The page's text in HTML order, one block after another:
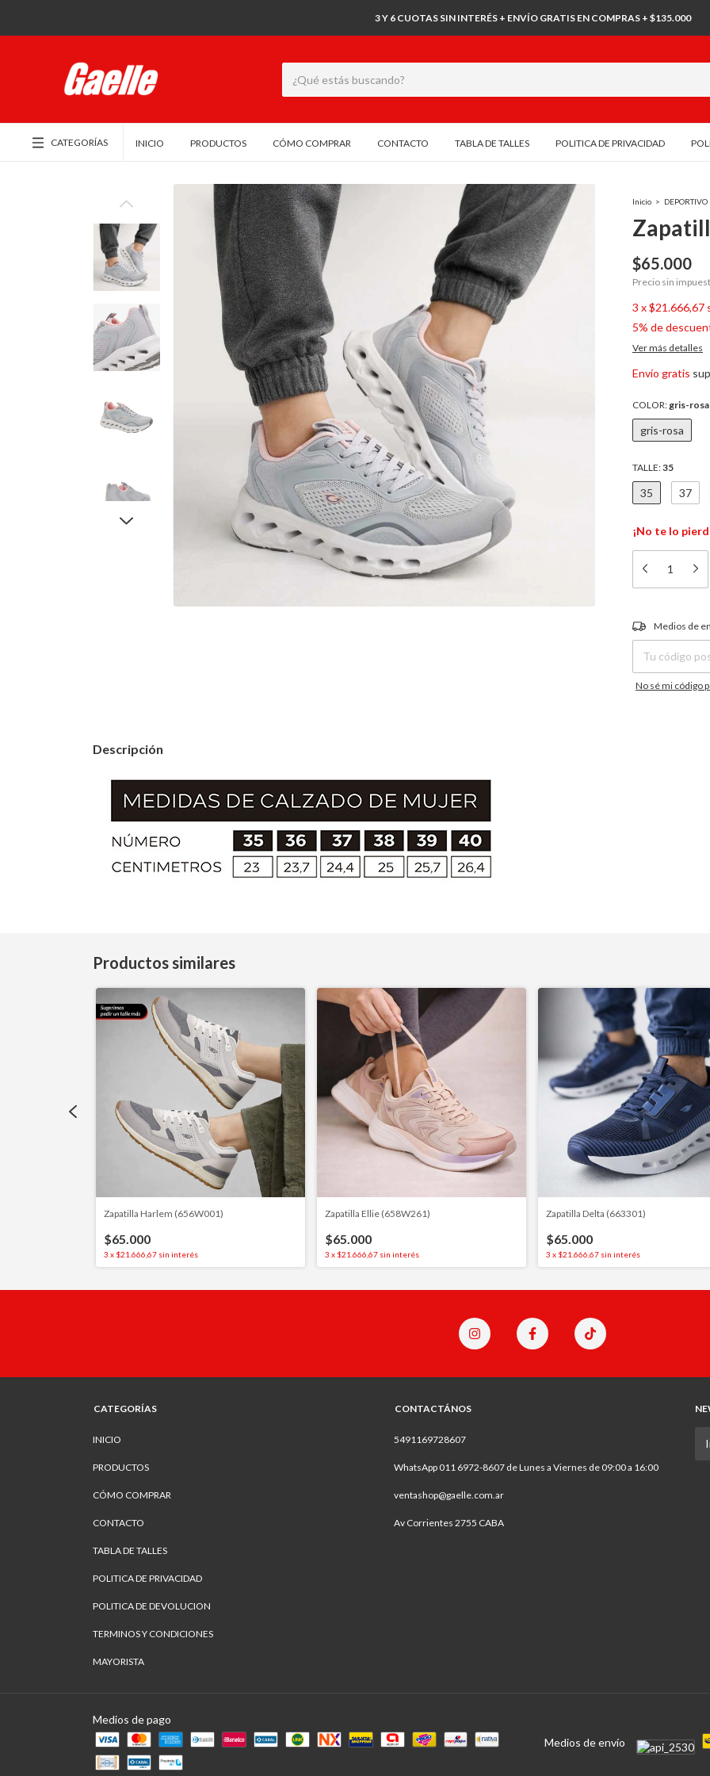
3 Y 6 CUOTAS SIN INTERÉS + ENVÍO GRATIS EN COMPRAS + $135.000
CATEGORÍAS INICIO PRODUCTOS CÓMO COMPRAR CONTACTO TABLA DE TALLES POLITICA DE PRIVACIDAD
Inicio > DEPORTIVO
$65.000
Precio sin
3 x$21.666,67
5% de
Ver más detalles
Envío gratis
COLOR:gris-rosa
gris-rosa
TALLE:35
35 37
¡No te lo
Entregas para el CP:
Medios de
No sé mi código
Descripción
Productos similares
Zapatilla Harlem (656W001)
$65.000
3 x $21.666,67 sin interés
Zapatilla Ellie (658W261)
$65.000
3 x $21.666,67 sin interés
Zapatilla Delta (663301)
$65.000
3 x $21.666,67 sin interés
CATEGORÍAS
INICIO
PRODUCTOS
CÓMO COMPRAR
CONTACTO
TABLA DE TALLES
POLITICA DE PRIVACIDAD
POLITICA DE DEVOLUCION
TERMINOS Y CONDICIONES
MAYORISTA
CONTACTÁNOS
5491169728607
WhatsApp 011 6972-8607 de Lunes a Viernes de 09:00 a 16:00
ventashop@gaelle.com.ar
Av Corrientes 2755 CABA
Medios de pago
Medios de envío